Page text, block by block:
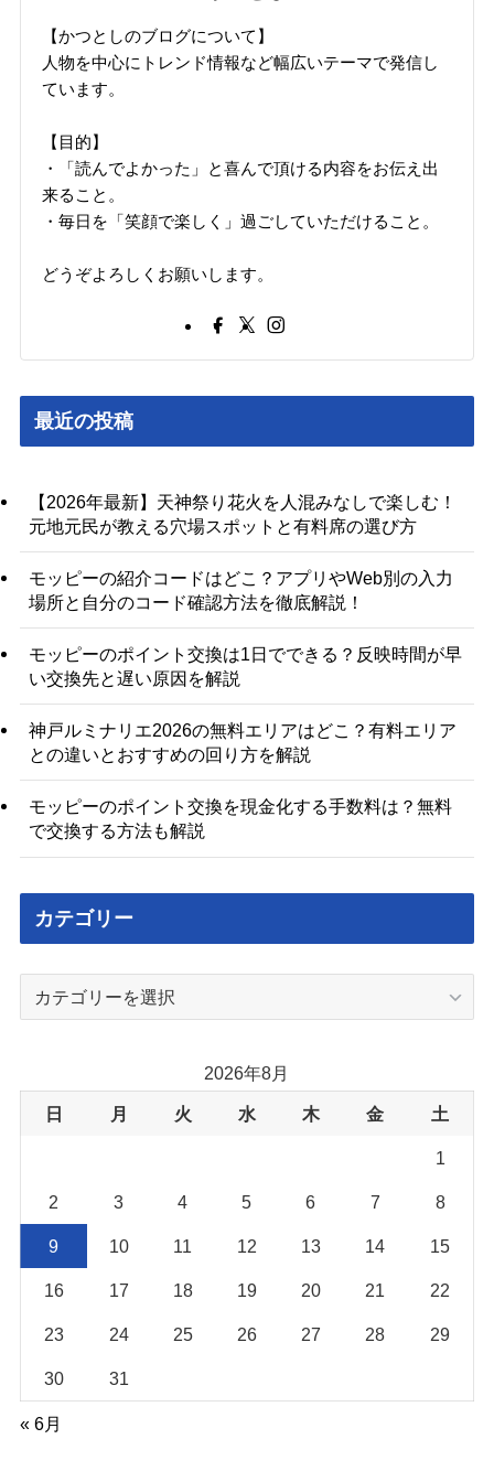
【かつとしのブログについて】
人物を中心にトレンド情報など幅広いテーマで発信し
ています。
【目的】
・「読んでよかった」と喜んで頂ける内容をお伝え出
来ること。
・毎日を「笑顔で楽しく」過ごしていただけること。
どうぞよろしくお願いします。
最近の投稿
【2026年最新】天神祭り花火を人混みなしで楽しむ！
元地元民が教える穴場スポットと有料席の選び方
モッピーの紹介コードはどこ？アプリやWeb別の入力
場所と自分のコード確認方法を徹底解説！
モッピーのポイント交換は1日でできる？反映時間が早
い交換先と遅い原因を解説
神戸ルミナリエ2026の無料エリアはどこ？有料エリア
との違いとおすすめの回り方を解説
モッピーのポイント交換を現金化する手数料は？無料
で交換する方法も解説
カテゴリー
ー
2026年8月
日 月 火 水 木 金 土
1
2 3 4 5 6 7 8
9 10 11 12 13 14 15
16 17 18 19 20 21 22
23 24 25 26 27 28 29
30 31
« 6月